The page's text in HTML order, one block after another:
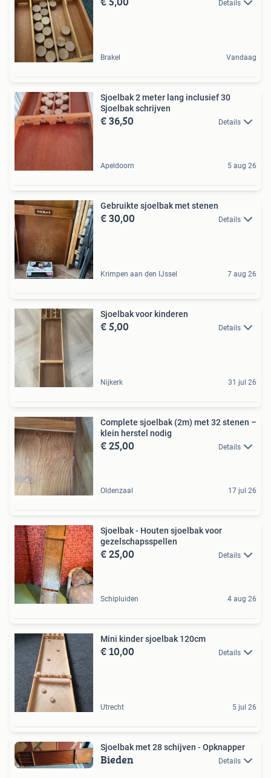
Details
Brakel Vandaag
Sjoelbak 2 meter lang inclusief 30
Sjoelbak schrijven
€ 36,50 Details
Apeldoorn 5 aug 26
Gebruikte sjoelbak met stenen
€ 30,00 Details
Krimpen aan den IJssel 7 aug 26
Sjoelbak voor kinderen
€ 5,00 Details
Nijkerk 31 jul 26
Complete sjoelbak (2m) met 32 stenen –
klein herstel nodig
€ 25,00 Details
Oldenzaal 17 jul 26
Sjoelbak - Houten sjoelbak voor
gezelschapsspellen
€ 25,00 Details
Schipluiden 4 aug 26
Mini kinder sjoelbak 120cm
€ 10,00 Details
Utrecht 5 jul 26
Sjoelbak met 28 schijven - Opknapper
Bieden Details